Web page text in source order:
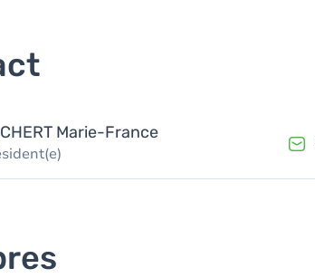
Marie-France